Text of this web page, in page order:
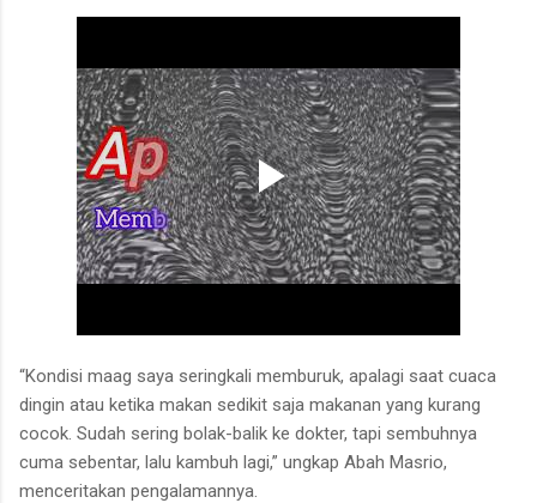
“Kondisi maag saya seringkali memburuk, apalagi saat cuaca
dingin atau ketika makan sedikit saja makanan yang kurang
cocok. Sudah sering bolak-balik ke dokter, tapi sembuhnya
cuma sebentar, lalu kambuh lagi,” ungkap Abah Masrio,
menceritakan pengalamannya.